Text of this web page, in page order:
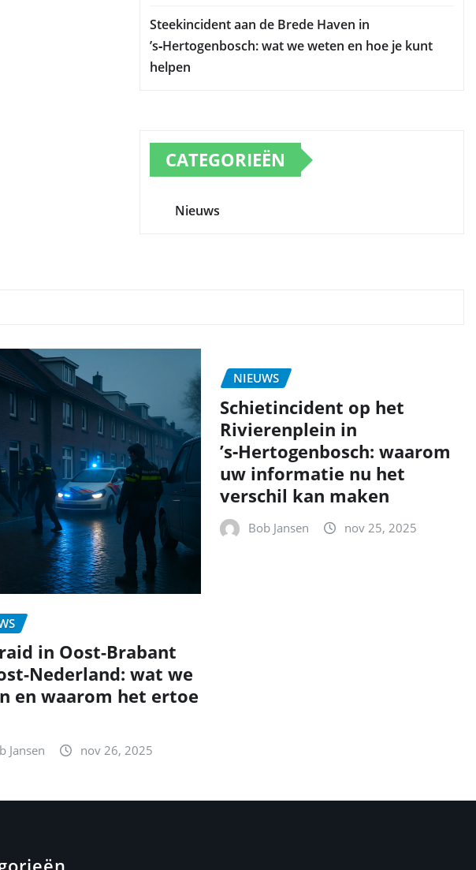
Steekincident aan de Brede Haven in
’s‑Hertogenbosch: wat we weten en hoe je kunt
helpen
CATEGORIEËN
Nieuws
in Oost-Brabant
Nederland: wat we
en waarom het ertoe
Jansen nov 26, 2025
NIEUWS
Schietincident op het
Rivierenplein in
’s‑Hertogenbosch: waarom
uw informatie nu het
verschil kan maken
Bob Jansen nov 25, 2025